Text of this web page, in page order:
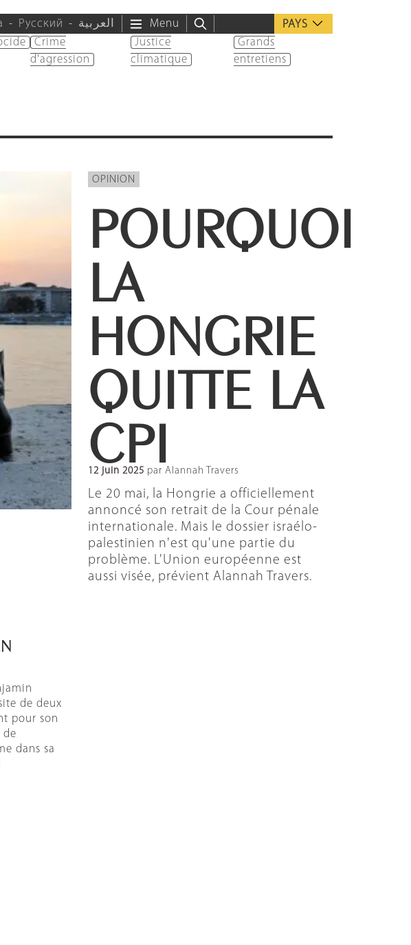
Русский العربية Menu
PAYS
Crime
d'agression
Justice
climatique
Grands
entretiens
OPINION
POURQUOI
LA
HONGRIE
QUITTE LA
CPI
12 juin 2025 par Alannah Travers
Le 20 mai, la Hongrie a officiellement
annoncé son retrait de la Cour pénale
internationale. Mais le dossier israélo-
palestinien n'est qu'une partie du
problème. L'Union européenne est
aussi visée, prévient Alannah Travers.
de deux
pour son
de
dans sa